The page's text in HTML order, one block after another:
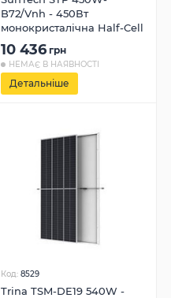
B72/Vnh - 450Вт
монокристалічна Half-Cell
10 436 грн
НЕМАЄ В НАЯВНОСТІ
Детальніше
Код: 8529
Trina TSM-DE19 540W -